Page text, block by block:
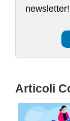
newsletter!
Articoli